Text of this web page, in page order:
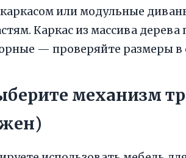
или модульные
Каркас из массива
— проверяйте размеры в
механизм